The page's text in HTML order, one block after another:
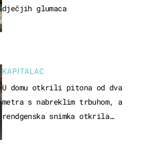
KAPITALAC
U domu otkrili pitona od dva
metra s nabreklim trbuhom, a
rendgenska snimka otkrila
dječjih glumaca